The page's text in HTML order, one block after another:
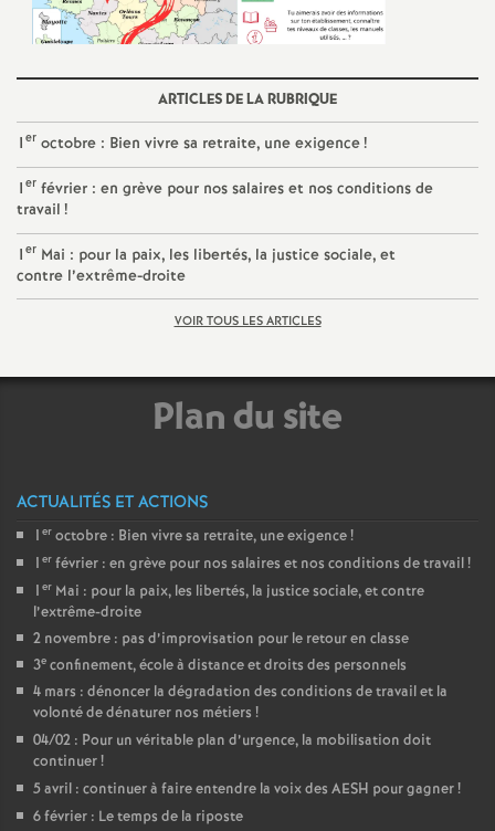
ARTICLES DE LA RUBRIQUE
1er octobre : Bien vivre sa retraite, une exigence!
1er février : en grève pour nos salaires et nos conditions de
travail !
1er Mai : pour la paix, les libertés, la justice sociale, et
contre l’extrême-droite
VOIR TOUS LES ARTICLES
Plan du site
ACTUALITÉS ET ACTIONS
1 er octobre : Bien vivre sa retraite, une exigence!
1 er février : en grève pour nos salaires et nos conditions de travail!
1 er Mai : pour la paix, les libertés, la justice sociale, et contre
l’extrême-droite
2 novembre : pas d’improvisation pour le retour en classe
3e confinement, école à distance et droits des personnels
4 mars : dénoncer la dégradation des conditions de travail et la
volonté de dénaturer nos métiers !
04/02 : Pour un véritable plan d’urgence, la mobilisation doit
continuer!
5 avril : continuer à faire entendre la voix des AESH pour gagner!
6 février : Le temps de la riposte